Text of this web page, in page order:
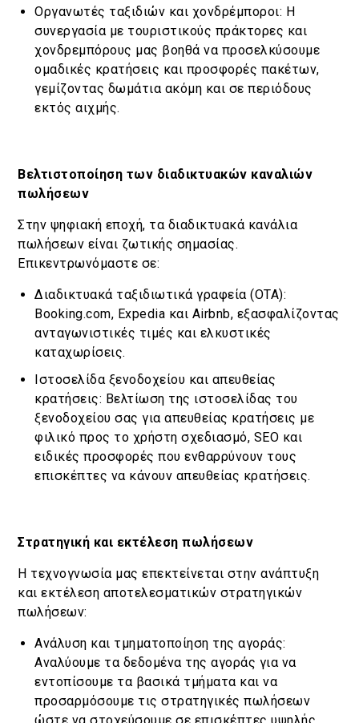
Οργανωτές ταξιδιών και χονδρέμποροι: Η
συνεργασία με τουριστικούς πράκτορες και
χονδρεμπόρους μας βοηθά να προσελκύσουμε
ομαδικές κρατήσεις και προσφορές πακέτων,
γεμίζοντας δωμάτια ακόμη και σε περιόδους
εκτός αιχμής.
Βελτιστοποίηση των διαδικτυακών καναλιών
πωλήσεων
Στην ψηφιακή εποχή, τα διαδικτυακά κανάλια
πωλήσεων είναι ζωτικής σημασίας.
Επικεντρωνόμαστε σε:
Διαδικτυακά ταξιδιωτικά γραφεία (OTA):
Booking.com, Expedia και Airbnb, εξασφαλίζοντας
ανταγωνιστικές τιμές και ελκυστικές
καταχωρίσεις.
Ιστοσελίδα ξενοδοχείου και απευθείας
κρατήσεις: Βελτίωση της ιστοσελίδας του
ξενοδοχείου σας για απευθείας κρατήσεις με
φιλικό προς το χρήστη σχεδιασμό, SEO και
ειδικές προσφορές που ενθαρρύνουν τους
επισκέπτες να κάνουν απευθείας κρατήσεις.
Στρατηγική και εκτέλεση πωλήσεων
Η τεχνογνωσία μας επεκτείνεται στην ανάπτυξη
και εκτέλεση αποτελεσματικών στρατηγικών
πωλήσεων:
Ανάλυση και τμηματοποίηση της αγοράς:
Αναλύουμε τα δεδομένα της αγοράς για να
εντοπίσουμε τα βασικά τμήματα και να
προσαρμόσουμε τις στρατηγικές πωλήσεων